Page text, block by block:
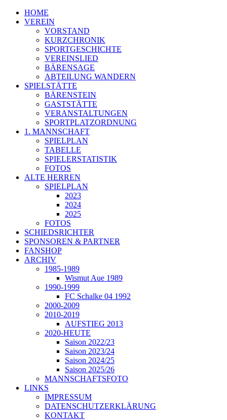
HOME
VEREIN
VORSTAND
KURZCHRONIK
SPORTGESCHICHTE
VEREINSLIED
BÄRENSAGE
ABTEILUNG WANDERN
SPIELSTÄTTE
BÄRENSTEIN
GASTSTÄTTE
VERANSTALTUNGEN
SPORTPLATZORDNUNG
1. MANNSCHAFT
SPIELPLAN
TABELLE
SPIELERSTATISTIK
FOTOS
ALTE HERREN
SPIELPLAN
2023
2024
2025
FOTOS
SCHIEDSRICHTER
SPONSOREN & PARTNER
FANSHOP
ARCHIV
1985-1989
Wismut Aue 1989
1990-1999
FC Schalke 04 1992
2000-2009
2010-2019
AUFSTIEG 2013
2020-HEUTE
Saison 2022/23
Saison 2023/24
Saison 2024/25
Saison 2025/26
MANNSCHAFTSFOTO
LINKS
IMPRESSUM
DATENSCHUTZERKLÄRUNG
KONTAKT